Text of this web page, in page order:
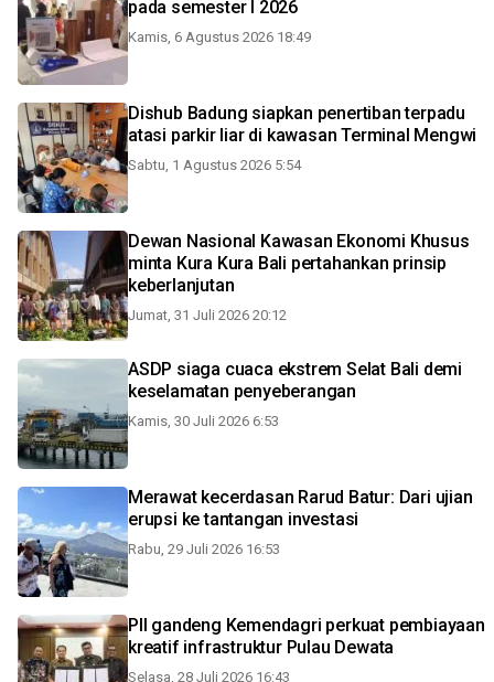
pada semester I 2026
Kamis, 6 Agustus 2026 18:49
Dishub Badung siapkan penertiban terpadu
atasi parkir liar di kawasan Terminal Mengwi
Sabtu, 1 Agustus 2026 5:54
Dewan Nasional Kawasan Ekonomi Khusus
minta Kura Kura Bali pertahankan prinsip
keberlanjutan
Jumat, 31 Juli 2026 20:12
ASDP siaga cuaca ekstrem Selat Bali demi
keselamatan penyeberangan
Kamis, 30 Juli 2026 6:53
Merawat kecerdasan Rarud Batur: Dari ujian
erupsi ke tantangan investasi
Rabu, 29 Juli 2026 16:53
PII gandeng Kemendagri perkuat pembiayaan
kreatif infrastruktur Pulau Dewata
Selasa, 28 Juli 2026 16:43